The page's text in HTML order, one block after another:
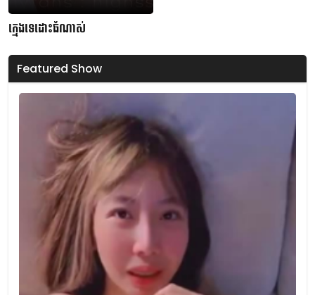
ក្មេងទេដោះធំណាស់
Featured Show